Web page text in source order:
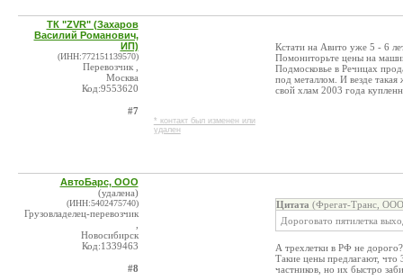
ТК "ZVR" (Захаров
Василий Романович,
ИП)
(ИНН:772151139570)
Перевозчик ,
Москва
Код:9553620
#7
* контакт был изменен или
удален
Кстати на Авито уже 5 - 6
Помониторьте цены на
Подмосковье в Речицах
под металлом. И везде
свой хлам 2003 года
АвтоБарс, ООО
(удалена)
(ИНН:5402475740)
Грузовладелец-перевозчик
Новосибирск
Код:1339463
#8
Цитата (Фрегат-Транс,
Дороговато пятилетка
А трехлетки в РФ не
Такие цены предлагают,
частников, но их быстро